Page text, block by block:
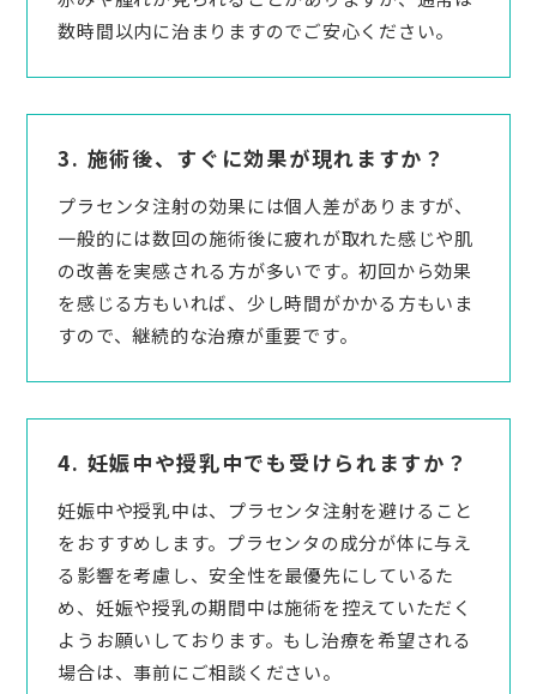
数時間以内に治まりますのでご安心ください。
3. 施術後、すぐに効果が現れますか？
プラセンタ注射の効果には個人差がありますが、
一般的には数回の施術後に疲れが取れた感じや肌
の改善を実感される方が多いです。初回から効果
を感じる方もいれば、少し時間がかかる方もいま
すので、継続的な治療が重要です。
4. 妊娠中や授乳中でも受けられますか？
妊娠中や授乳中は、プラセンタ注射を避けること
をおすすめします。プラセンタの成分が体に与え
る影響を考慮し、安全性を最優先にしているた
め、妊娠や授乳の期間中は施術を控えていただく
ようお願いしております。もし治療を希望される
場合は、事前にご相談ください。